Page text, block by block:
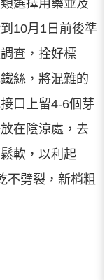
選擇用藥並及
10月1日前後準
查，拴好標
絲，將混雜的
口上留4-6個芽
在陰涼處，去
軟，以利起
不劈裂，新梢粗